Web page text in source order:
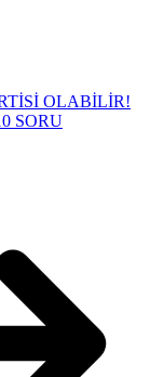
OLABİLİR!
SORU